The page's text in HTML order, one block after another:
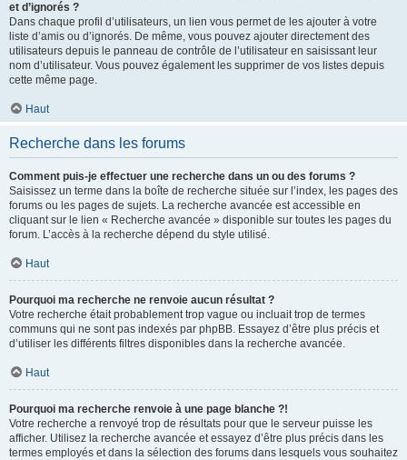
et d’ignorés ?
Dans chaque profil d’utilisateurs, un lien vous permet de les ajouter à votre
liste d’amis ou d’ignorés. De même, vous pouvez ajouter directement des
utilisateurs depuis le panneau de contrôle de l’utilisateur en saisissant leur
nom d’utilisateur. Vous pouvez également les supprimer de vos listes depuis
cette même page.
Haut
Recherche dans les forums
Comment puis-je effectuer une recherche dans un ou des forums ?
Saisissez un terme dans la boîte de recherche située sur l’index, les pages des
forums ou les pages de sujets. La recherche avancée est accessible en
cliquant sur le lien « Recherche avancée » disponible sur toutes les pages du
forum. L’accès à la recherche dépend du style utilisé.
Haut
Pourquoi ma recherche ne renvoie aucun résultat ?
Votre recherche était probablement trop vague ou incluait trop de termes
communs qui ne sont pas indexés par phpBB. Essayez d’être plus précis et
d’utiliser les différents filtres disponibles dans la recherche avancée.
Haut
Pourquoi ma recherche renvoie à une page blanche ?!
Votre recherche a renvoyé trop de résultats pour que le serveur puisse les
afficher. Utilisez la recherche avancée et essayez d’être plus précis dans les
termes employés et dans la sélection des forums dans lesquels vous souhaitez